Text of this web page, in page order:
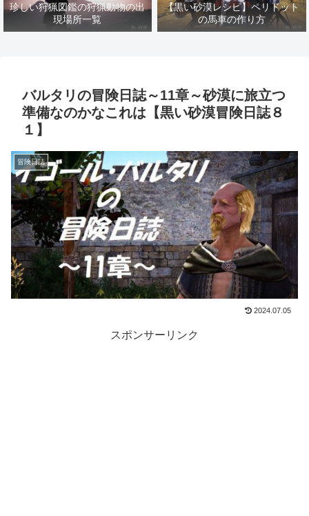
珍しい狩猟図鑑の狩猟動物の出
現場所一覧
【黒い砂漠レシピ】ペリドット
の馬車の作り方
バルタリの冒険日誌～11章～砂漠に旅立つ
準備なのかなこれは【黒い砂漠冒険日誌８
１】
冒険日誌
2024.07.05
スポンサーリンク